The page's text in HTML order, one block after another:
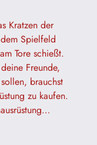
Kratzen der
Spielfeld
Tore schießt.
Freunde,
brauchst
zu kaufen.